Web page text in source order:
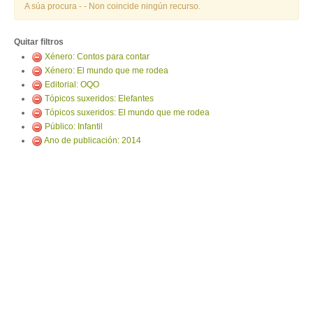
A súa procura - - Non coincide ningún recurso.
Quitar filtros
Xénero: Contos para contar
Xénero: El mundo que me rodea
Editorial: OQO
Tópicos suxeridos: Elefantes
Tópicos suxeridos: El mundo que me rodea
Público: Infantil
Ano de publicación: 2014